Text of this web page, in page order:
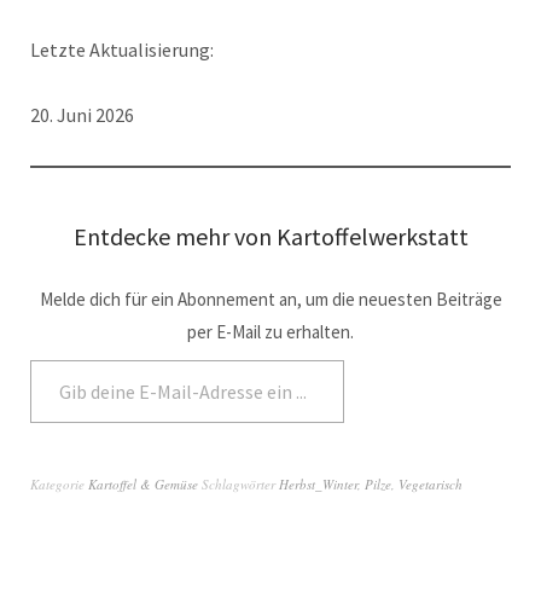
Letzte Aktualisierung:
20. Juni 2026
Entdecke mehr von Kartoffelwerkstatt
Melde dich für ein Abonnement an, um die neuesten Beiträge
per E-Mail zu erhalten.
Kategorie Kartoffel & Gemüse SchlagwörterHerbst_Winter, Pilze, Vegetarisch